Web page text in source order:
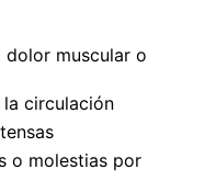
muscular o
circulación
o molestias por